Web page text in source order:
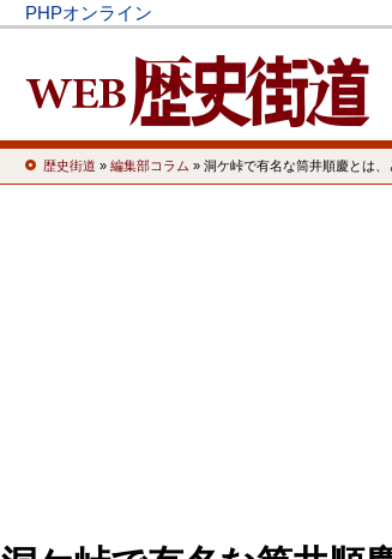
PHPオンライン
歴史街道 » 編集部コラム » 洞ケ峠で有名な筒井順慶とは